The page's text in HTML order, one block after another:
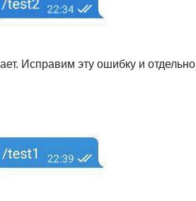
Исправим эту ошибку и отдельно